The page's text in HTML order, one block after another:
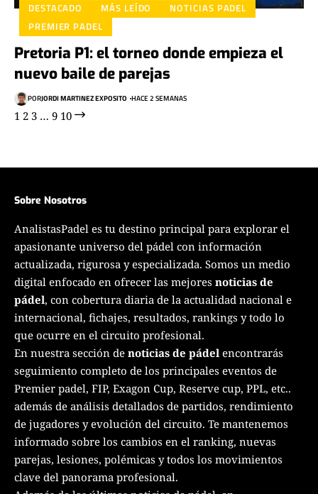
DESTACADO MÁS LEÍDO
NOTICIAS PADEL
PREMIER PADEL
Pretoria P1: el torneo donde empieza el
nuevo baile de parejas
PORJORDI MARTINEZ EXPOSITO HACE 2 SEMANAS
1 2 3 … 9 10
Sobre Nosotros
AnalistasPadel es tu destino principal para explorar el
apasionante universo del pádel con información
actualizada, rigurosa y especializada. Somos un medio
digital enfocado en ofrecer las mejores noticias de
pádel, con cobertura diaria de la actualidad nacional e
internacional, fichajes, resultados, rankings y todo lo
que ocurre en el circuito profesional.
En nuestra sección de noticias de pádel encontrarás
seguimiento completo de los principales eventos de
Premier padel, FIP, Exagon Cup, Reserve cup, PPL, etc..
además de análisis detallados de partidos, rendimiento
de jugadores y evolución del circuito. Te mantenemos
informado sobre los cambios en el ranking, nuevas
parejas, lesiones, polémicas y todos los movimientos
clave del panorama profesional.